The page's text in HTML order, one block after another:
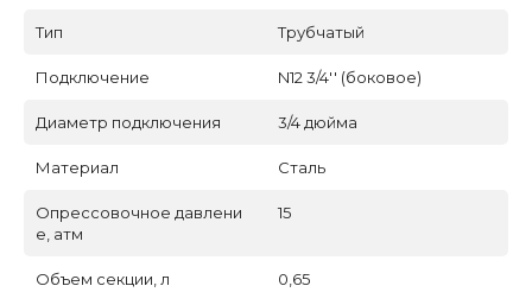
Тип Трубчатый
Подключение N12 3/4'' (боковое)
Диаметр подключения 3/4 дюйма
Материал Сталь
Опрессовочное давлени
е, атм
15
Объем секции, л 0,65